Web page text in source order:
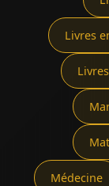
Livres
Médecine